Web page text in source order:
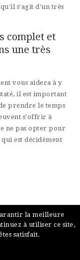
s'agit d'un très
complet et
une très
vous aidera à y
il est important
prendre le temps
s'offrir à
ne pas opter pour
est décidément
nous pouvons
loin possible de
versnotre meilleur
broker ?
la meilleure
à utiliser ce site,
satisfait.